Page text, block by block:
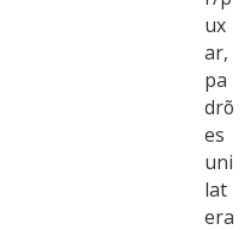
ux
ar,
pa
drõ
es
uni
lat
era